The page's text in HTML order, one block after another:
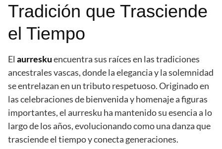
Tradición que Trasciende
el Tiempo
El aurreskuencuentra sus raíces en las tradiciones
ancestrales vascas, donde la elegancia y la solemnidad
se entrelazan en un tributo respetuoso. Originado en
las celebraciones de bienvenida y homenaje a figuras
importantes, el aurresku ha mantenido su esencia a lo
largo de los años, evolucionando como una danza que
trasciende el tiempo y conecta generaciones.